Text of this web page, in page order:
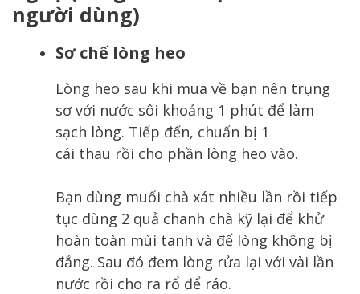
người dùng)
Sơ chế lòng heo
Lòng heo sau khi mua về bạn nên trụng
sơ với nước sôi khoảng 1 phút để làm
sạch lòng. Tiếp đến, chuẩn bị 1
cái thau rồi cho phần lòng heo vào.
Bạn dùng muối chà xát nhiều lần rồi tiếp
tục dùng 2 quả chanh chà kỹ lại để khử
hoàn toàn mùi tanh và để lòng không bị
đắng. Sau đó đem lòng rửa lại với vài lần
nước rồi cho ra rổ để ráo.